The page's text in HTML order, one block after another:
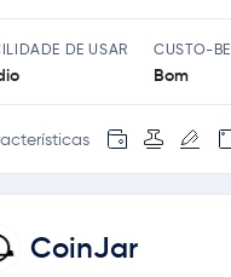
DE USAR CUSTO-
Bom
CoinJar